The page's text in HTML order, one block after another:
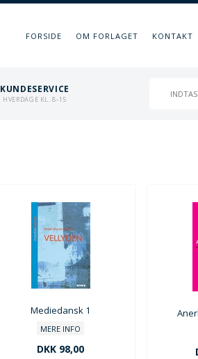
FORSIDE OM FORLAGET KONTAKT
KUNDESERVICE
HVERDAGE KL. 8-15
Mediedansk 1
MERE INFO
DKK 98,00